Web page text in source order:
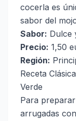
cocerla es
sabor del
Sabor: Dulce
Precio: 1,50
Región:
Receta
Verde
Para
arrugadas